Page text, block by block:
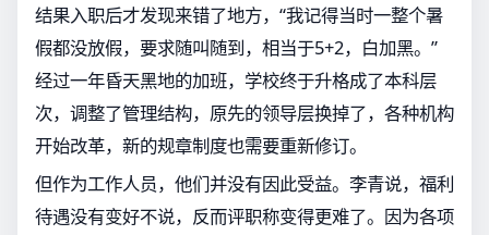
结果入职后才发现来错了地方，“我记得当时一整个暑
假都没放假，要求随叫随到，相当于5+2，白加黑。”
经过一年昏天黑地的加班，学校终于升格成了本科层
次，调整了管理结构，原先的领导层换掉了，各种机构
开始改革，新的规章制度也需要重新修订。
但作为工作人员，他们并没有因此受益。李青说，福利
待遇没有变好不说，反而评职称变得更难了。因为各项